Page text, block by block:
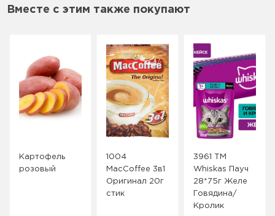
Вместе с этим также покупают
Картофель
розовый
1004
MacCoffee 3в1
Оригинал 20г
стик
3961 ТМ
Whiskas Пауч
28*75г Желе
Говядина/
Кролик